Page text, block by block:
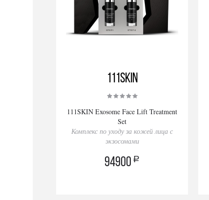
111SKIN
111SKIN Exosome Face Lift Treatment
Set
Комплекс по уходу за кожей лица с
экзосомами
94900 a